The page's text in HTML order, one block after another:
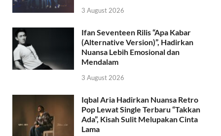
3 August 2026
Ifan Seventeen Rilis “Apa Kabar
(Alternative Version)”, Hadirkan
Nuansa Lebih Emosional dan
Mendalam
3 August 2026
Iqbal Aria Hadirkan Nuansa Retro
Pop Lewat Single Terbaru “Takkan
Ada”, Kisah Sulit Melupakan Cinta
Lama